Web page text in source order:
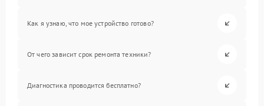
Как я узнаю, что мое устройство готово?
От чего зависит срок ремонта техники?
Диагностика проводится бесплатно?